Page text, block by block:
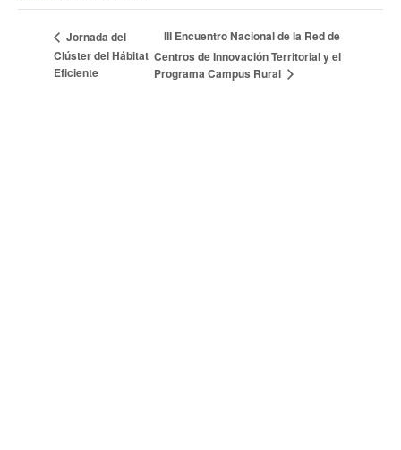
Jornada del
Clúster del Hábitat
Eficiente
III Encuentro Nacional de la Red de
Centros de Innovación Territorial y el
Programa Campus Rural